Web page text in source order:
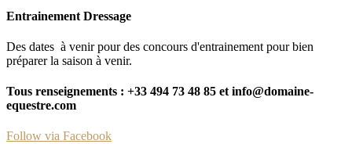
Entrainement Dressage
Des dates à venir pour des concours d'entrainement pour bien
préparer la saison à venir.
Tous renseignements : +33 494 73 48 85 et info@domaine-
equestre.com
Follow via Facebook